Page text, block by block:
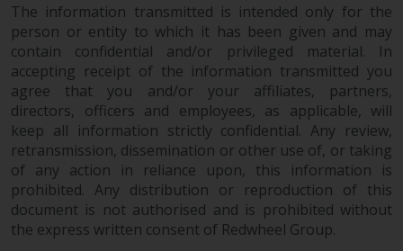
wird diese Bestimmung im
maximal zulässigen Umfang
durchgesetzt, und der Rest dieser
‚Wichtigen Informationen“ bleibt
in vollem Umfang in Kraft und
wirksam.
Copyright
The information transmitted is intended only for the
person or entity to which it has been given and may
contain confidential and/or privileged material. In
accepting receipt of the information transmitted you
agree that you and/or your affiliates, partners,
directors, officers and employees, as applicable, will
keep all information strictly confidential. Any review,
retransmission, dissemination or other use of, or taking
of any action in reliance upon, this information is
prohibited. Any distribution or reproduction of this
document is not authorised and is prohibited without
the express written consent of Redwheel Group.